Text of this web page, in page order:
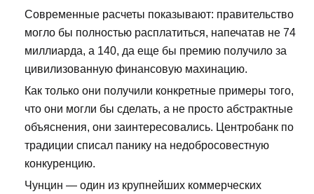
Современные расчеты показывают: правительство
могло бы полностью расплатиться, напечатав не 74
миллиарда, а 140, да еще бы премию получило за
цивилизованную финансовую махинацию.
Как только они получили конкретные примеры того,
что они могли бы сделать, а не просто абстрактные
объяснения, они заинтересовались. Центробанк по
традиции списал панику на недобросовестную
конкуренцию.
Чунцин — один из крупнейших коммерческих